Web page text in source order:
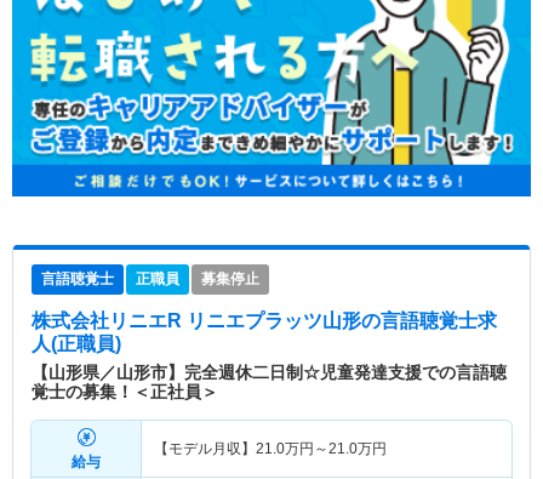
言語聴覚士 正職員 募集停止
株式会社リニエR リニエプラッツ山形の言語聴覚士求
人(正職員)
【山形県／山形市】完全週休二日制☆児童発達支援での言語聴
覚士の募集！＜正社員＞
給与
【モデル月収】 21.0万円～21.0万円